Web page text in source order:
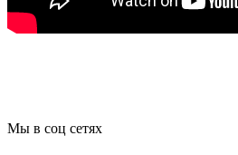
Мы в соц сетях